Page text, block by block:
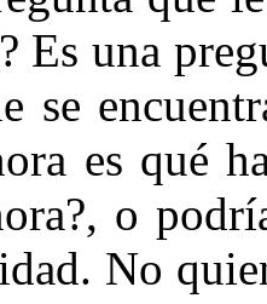
Es una
se
es qué
o
No